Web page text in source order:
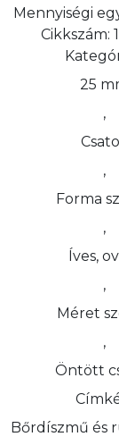
Mennyiségi
Cikkszám:
25
,
,
Forma
,
Íves,
,
Méret
,
Öntött
Bőrdíszmű és